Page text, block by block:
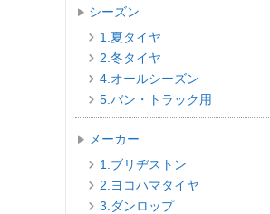
シーズン
1.夏タイヤ
2.冬タイヤ
4.オールシーズン
5.バン・トラック用
メーカー
1.ブリヂストン
2.ヨコハマタイヤ
3.ダンロップ